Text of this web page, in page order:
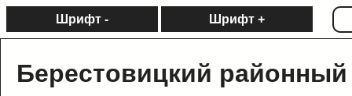
Шрифт - Шрифт +
Берестовицкий районный